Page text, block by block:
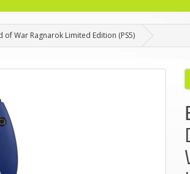
War Ragnarok Limited Edition (PS5)